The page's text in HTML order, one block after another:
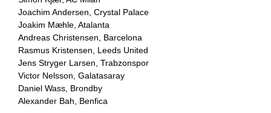
Joachim Andersen, Crystal Palace
Joakim Mæhle, Atalanta
Andreas Christensen, Barcelona
Rasmus Kristensen, Leeds United
Jens Stryger Larsen, Trabzonspor
Victor Nelsson, Galatasaray
Daniel Wass, Brondby
Alexander Bah, Benfica